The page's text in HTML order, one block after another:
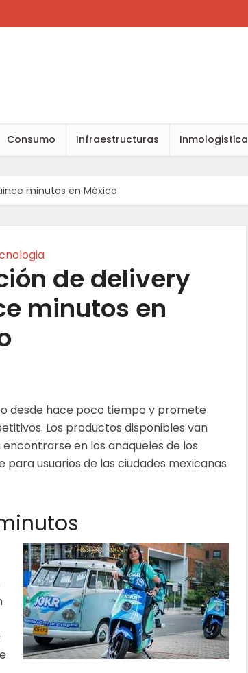
Consumo Infraestructuras Inmologistica
minutos en México
de delivery
minutos en
desde hace poco tiempo y promete
Los productos disponibles van
en los anaqueles de los
usuarios de las ciudades mexicanas